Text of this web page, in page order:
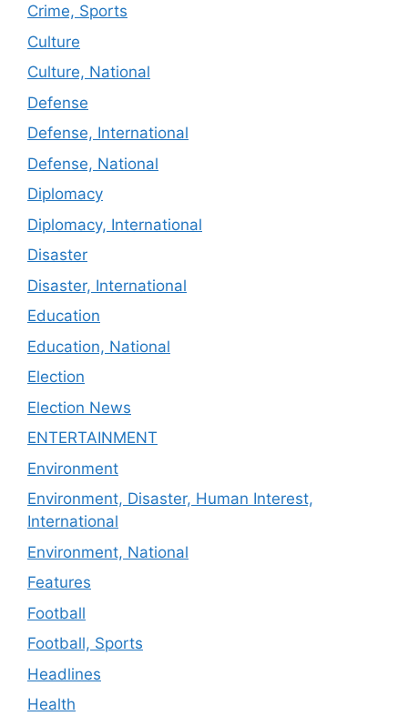
Crime, Sports
Culture
Culture, National
Defense
Defense, International
Defense, National
Diplomacy
Diplomacy, International
Disaster
Disaster, International
Education
Education, National
Election
Election News
ENTERTAINMENT
Environment
Environment, Disaster, Human Interest,
International
Environment, National
Features
Football
Football, Sports
Headlines
Health